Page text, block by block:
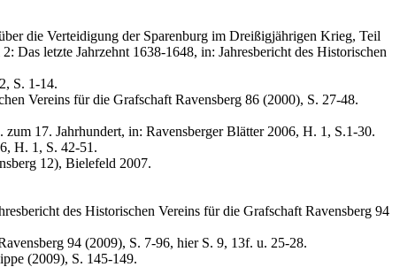
die Verteidigung der Sparenburg im Dreißigjährigen Krieg, Teil
Das letzte Jahrzehnt 1638-1648, in: Jahresbericht des Historischen
S. 1-14.
Vereins für die Grafschaft Ravensberg 86 (2000), S. 27-48.
17. Jahrhundert, in: Ravensberger Blätter 2006, H. 1, S.1-30.
H. 1, S. 42-51.
12), Bielefeld 2007.
des Historischen Vereins für die Grafschaft Ravensberg 94
94 (2009), S. 7-96, hier S. 9, 13f. u. 25-28.
(2009), S. 145-149.